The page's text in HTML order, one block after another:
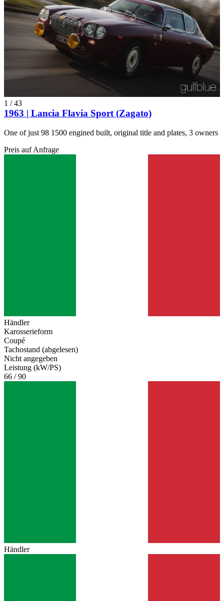
1 /43
1963 | Lancia Flavia Sport (Zagato)
One of just 98 1500 engined built, original title and plates, 3 owners
Preis auf Anfrage
Händler
Karosserieform
Coupé
Tachostand (abgelesen)
Nicht angegeben
Leistung (kW/PS)
66 / 90
Händler